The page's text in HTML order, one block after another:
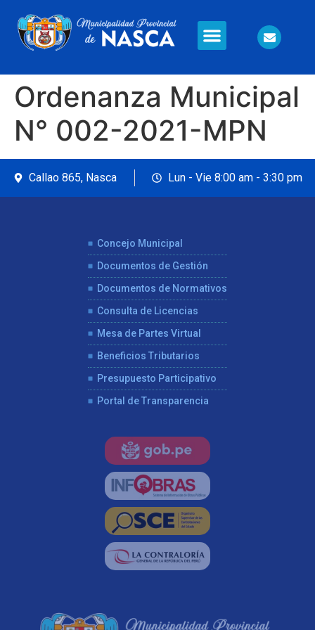
Ordenanza Municipal
N° 002-2021-MPN
Callao 865, Nasca Lun - Vie 8:00 am - 3:30 pm
Concejo Municipal
Documentos de Gestión
Documentos de Normativos
Consulta de Licencias
Mesa de Partes Virtual
Beneficios Tributarios
Presupuesto Participativo
Portal de Transparencia